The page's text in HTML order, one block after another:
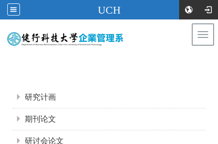
UCH
研究计画
期刊论文
研讨会论文